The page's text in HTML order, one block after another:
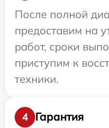
После полной
предоставим на
работ, сроки
приступим к
техники.
4
Гарантия